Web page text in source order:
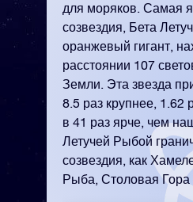
для моряков. Самая
созвездия, Бета
оранжевый гигант,
расстоянии 107
Земли. Эта звезда
8.5 раз крупнее, 1.62
в 41 раз ярче, чем
Летучей Рыбой
созвездия, как
Рыба, Столовая